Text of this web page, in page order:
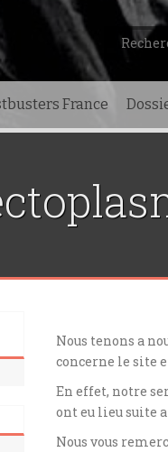
France
Nous tenons a
concerne le site
En effet, notre
ont eu lieu suite
Nous vous